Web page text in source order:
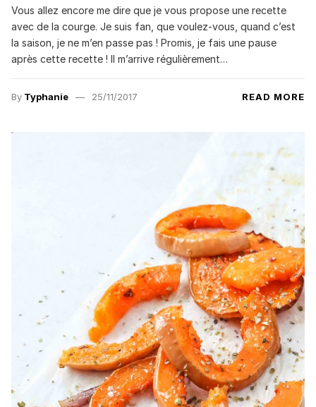
Vous allez encore me dire que je vous propose une recette
avec de la courge. Je suis fan, que voulez-vous, quand c’est
la saison, je ne m’en passe pas ! Promis, je fais une pause
après cette recette ! Il m’arrive régulièrement…
By Typhanie 25/11/2017 READ MORE